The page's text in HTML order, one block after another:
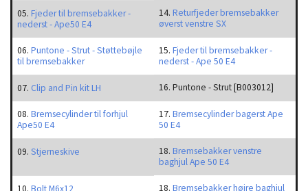
05.Fjeder til bremsebakker -
nederst - Ape50 E4
14.Returfjeder bremsebakker
øverst venstre SX
06.Puntone - Strut - Støttebøjle
til bremsebakker
15.Fjeder til bremsebakker -
nederst - Ape 50 E4
07. Clip and Pin kit LH 16. Puntone - Strut [B003012]
08.Bremsecylinder til forhjul
Ape50 E4
17.Bremsecylinder bagerst Ape
50 E4
09.Stjerneskive 18.Bremsebakker venstre
baghjul Ape 50 E4
18.Bremsebakker højre baghjul